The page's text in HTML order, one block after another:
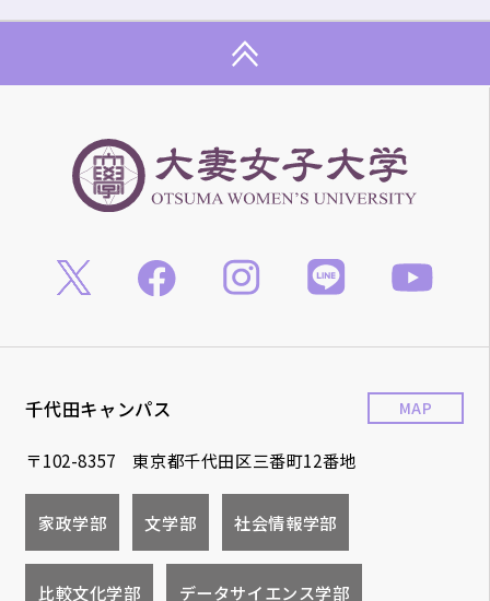
千代田キャンパス
〒102-8357 東京都千代田区三番町12番地
MAP
家政学部 文学部 社会情報学部
比較文化学部 データサイエンス学部